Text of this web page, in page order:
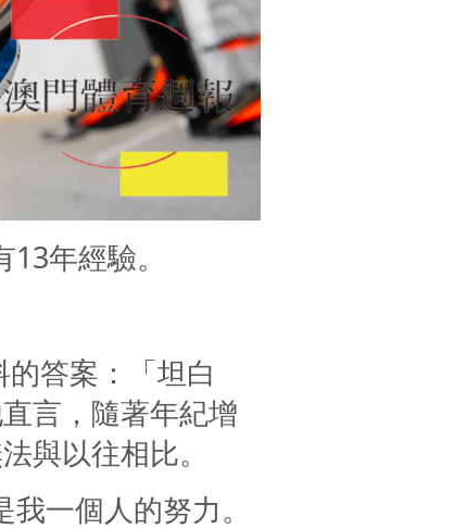
年經驗。
答案：「坦白
言，隨著年紀增
與以往相比。
一個人的努力。